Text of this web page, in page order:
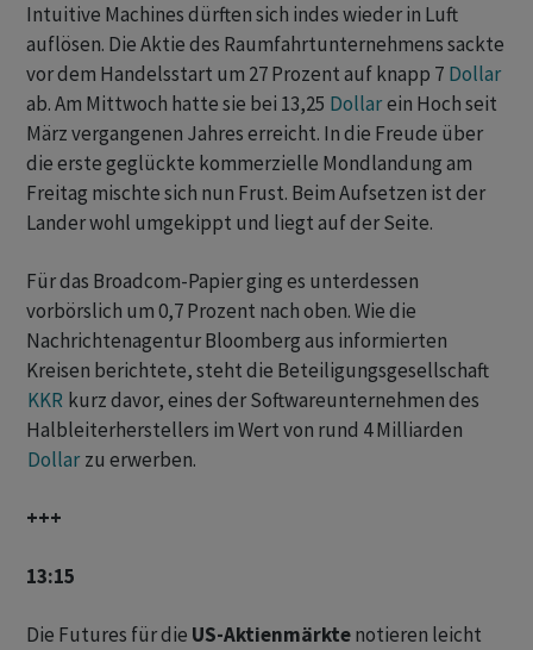
Intuitive Machines dürften sich indes wieder in Luft
auflösen. Die Aktie des Raumfahrtunternehmens sackte
vor dem Handelsstart um 27 Prozent auf knapp 7 Dollar
ab. Am Mittwoch hatte sie bei 13,25 Dollarein Hoch seit
März vergangenen Jahres erreicht. In die Freude über
die erste geglückte kommerzielle Mondlandung am
Freitag mischte sich nun Frust. Beim Aufsetzen ist der
Lander wohl umgekippt und liegt auf der Seite.
Für das Broadcom-Papier ging es unterdessen
vorbörslich um 0,7 Prozent nach oben. Wie die
Nachrichtenagentur Bloomberg aus informierten
Kreisen berichtete, steht die Beteiligungsgesellschaft
KKR kurz davor, eines der Softwareunternehmen des
Halbleiterherstellers im Wert von rund 4 Milliarden
Dollar zu erwerben.
+++
13:15
Die Futures für die US-Aktienmärktenotieren leicht